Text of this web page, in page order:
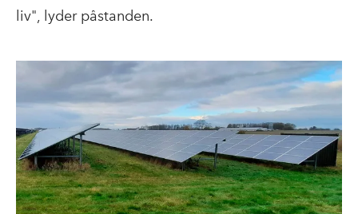
liv", lyder påstanden.